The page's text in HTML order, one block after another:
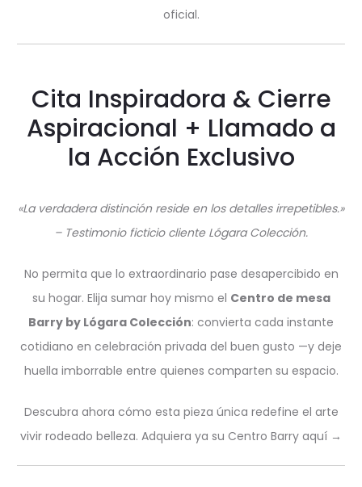
oficial.
Cita Inspiradora & Cierre
Aspiracional + Llamado a
la Acción Exclusivo
«La verdadera distinción reside en los detalles irrepetibles.»
– Testimonio ficticio cliente Lógara Colección.
No permita que lo extraordinario pase desapercibido en
su hogar. Elija sumar hoy mismo el Centro de mesa
Barry by Lógara Colección: convierta cada instante
cotidiano en celebración privada del buen gusto —y deje
huella imborrable entre quienes comparten su espacio.
Descubra ahora cómo esta pieza única redefine el arte
vivir rodeado belleza. Adquiera ya su Centro Barry aquí →